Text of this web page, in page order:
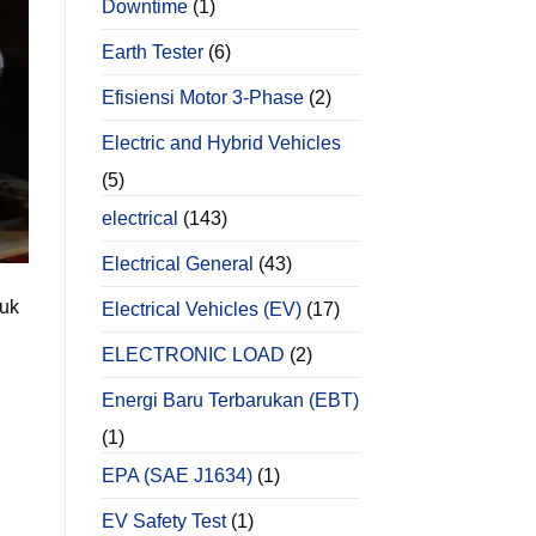
Downtime(1)
Earth Tester(6)
Efisiensi Motor 3-Phase(2)
Electric and Hybrid Vehicles
(5)
electrical (143)
Electrical General (43)
Electrical Vehicles (EV)(17)
ELECTRONIC LOAD (2)
Energi Baru Terbarukan (EBT)
(1)
EPA (SAE J1634)(1)
EV Safety Test(1)